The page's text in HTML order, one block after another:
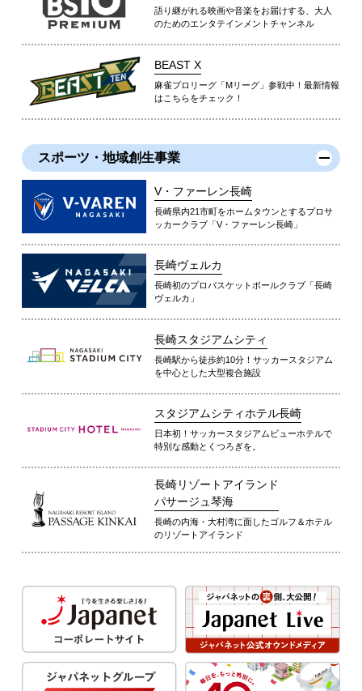
語り継がれる映画や音楽をお届けする、大人
のためのエンタテインメントチャンネル
BEAST X
麻雀プロリーグ「Mリーグ」参戦中！最新情報
はこちらをチェック！
スポーツ・地域創生事業
V・ファーレン長崎
長崎県内21市町をホームタウンとするプロサ
ッカークラブ「V・ファーレン長崎」
長崎ヴェルカ
長崎初のプロバスケットボールクラブ「長崎
ヴェルカ」
長崎スタジアムシティ
長崎駅から徒歩約10分！サッカースタジアム
を中心とした大型複合施設
スタジアムシティホテル長崎
日本初！サッカースタジアムビューホテルで
特別な感動とくつろぎを。
長崎リゾートアイランド
パサージュ琴海
長崎の内海・大村湾に面したゴルフ＆ホテル
のリゾートアイランド